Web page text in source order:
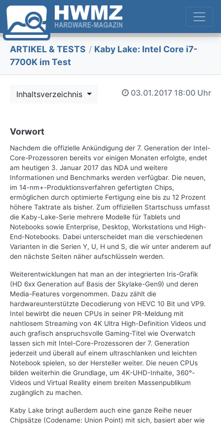
ARTIKEL & TESTS / Kaby Lake: Intel Core i7-
7700K im Test
Inhaltsverzeichnis 03.01.2017 18:00 Uhr
Vorwort
Nachdem die offizielle Ankündigung der 7. Generation der Intel-
Core-Prozessoren bereits vor einigen Monaten erfolgte, endet
am heutigen 3. Januar 2017 das NDA und weitere
Informationen und Benchmarks werden verfügbar. Die neuen,
im 14-nm+-Produktionsverfahren gefertigten Chips,
ermöglichen durch optimierte Fertigung eine bis zu 12 Prozent
höhere Taktrate als bisher. Zum offiziellen Startschuss umfasst
die Kaby-Lake-Serie mehrere Modelle für Tablets und
Notebooks sowie Enterprise, Desktop, Workstations und High-
End-Notebooks. Dabei unterscheidet man die verschiedenen
Varianten in die Serien Y, U, H und S, die wir unter anderem auf
den nächste Seiten näher aufschlüsseln werden.
Weiterentwicklungen hat man an der integrierten Iris-Grafik
(HD 6xx Generation auf Basis der Skylake-Gen9) und deren
Media-Features vorgenommen. Dazu zählt die
hardwareunterstützte Decodierung von HEVC 10 Bit und VP9.
Intel bewirbt die neuen CPUs in seiner PR-Meldung mit
nahtlosem Streaming von 4K Ultra High-Definition Videos und
auch grafisch anspruchsvolle Gaming-Titel wie Overwatch
lassen sich mit Intel-Core-Prozessoren der 7. Generation
jederzeit und überall auf einem ultraschlanken und leichten
Notebook spielen, so der Hersteller weiter. Die neuen CPUs
bilden weiterhin die Grundlage, um 4K-UHD-Inhalte, 360°-
Videos und Virtual Reality einem breiten Massenpublikum
zugänglich zu machen.
Kaby Lake bringt außerdem auch eine ganze Reihe neuer
Chipsätze (Codename: Union Point) mit sich, basiert aber wie